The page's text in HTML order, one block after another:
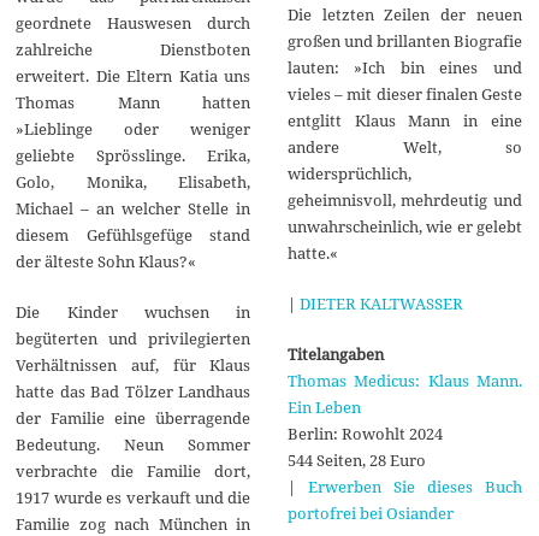
geordnete Hauswesen durch
zahlreiche Dienstboten
erweitert. Die Eltern Katia uns
Thomas Mann hatten
»Lieblinge oder weniger
geliebte Sprösslinge. Erika,
Golo, Monika, Elisabeth,
Michael – an welcher Stelle in
diesem Gefühlsgefüge stand
der älteste Sohn Klaus?«
Die Kinder wuchsen in
begüterten und privilegierten
Verhältnissen auf, für Klaus
hatte das Bad Tölzer Landhaus
der Familie eine überragende
Bedeutung. Neun Sommer
verbrachte die Familie dort,
1917 wurde es verkauft und die
Familie zog nach München in
Die letzten Zeilen der neuen
großen und brillanten Biografie
lauten: »Ich bin eines und
vieles – mit dieser finalen Geste
entglitt Klaus Mann in eine
andere Welt, so
widersprüchlich,
geheimnisvoll, mehrdeutig und
unwahrscheinlich, wie er gelebt
hatte.«
| DIETER KALTWASSER
Titelangaben
Thomas Medicus: Klaus Mann.
Ein Leben
Berlin: Rowohlt 2024
544 Seiten, 28 Euro
| Erwerben Sie dieses Buch
portofrei bei Osiander